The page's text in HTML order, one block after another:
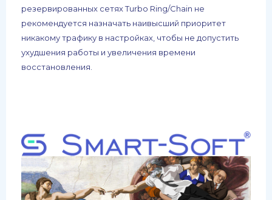
резервированных сетях Turbo Ring/Chain не
рекомендуется назначать наивысший приоритет
никакому трафику в настройках, чтобы не допустить
ухудшения работы и увеличения времени
восстановления.